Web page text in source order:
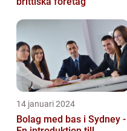
14 januari 2024
Bolag med bas i Sydney -